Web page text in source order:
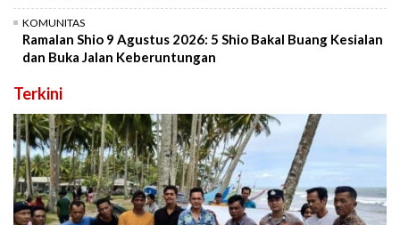
KOMUNITAS
Ramalan Shio 9 Agustus 2026: 5 Shio Bakal Buang Kesialan
dan Buka Jalan Keberuntungan
Terkini